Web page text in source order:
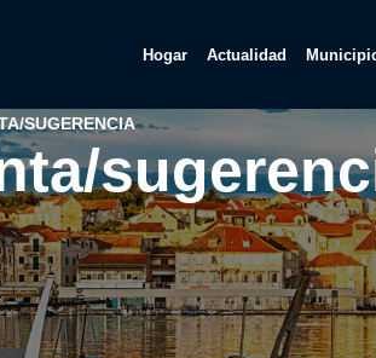
Hogar Actualidad
SUGERENCIA